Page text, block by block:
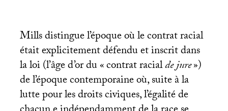
Mills distingue l’époque où le contrat racial
était explicitement défendu et inscrit dans
la loi (l’âge d’or du «contrat racialde jure»)
de l’époque contemporaine où, suite à la
lutte pour les droits civiques, l’égalité de